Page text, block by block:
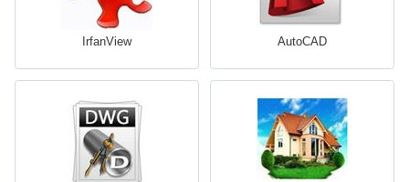
IrfanView AutoCAD